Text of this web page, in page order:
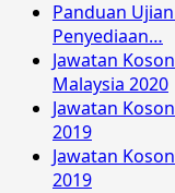
Panduan
Penyediaan…
Jawatan
Malaysia 2020
Jawatan
2019
Jawatan
2019